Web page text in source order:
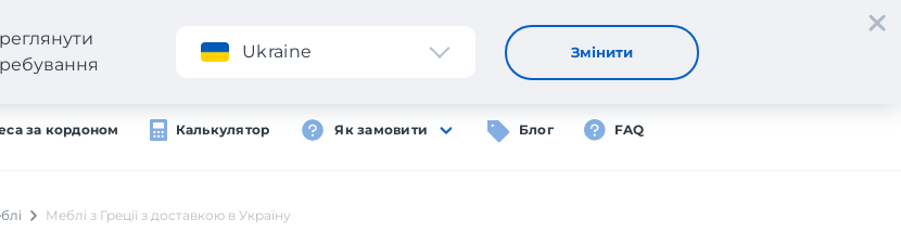
Додаток Реєстрація Вхід
за кордоном Калькулятор Як замовити Блог FAQ
Ukraine Змінити
Меблі з Греції з доставкою в Україну